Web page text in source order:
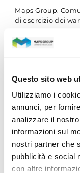
Questo sito web
Utilizziamo i
annunci, per
analizzare il
informazioni sul
nostri partner che
pubblicità e social
con altre
Maps Group:
di esercizio dei
Terzo periodo
– 21-31 ottobre
Maps Group:
esercizio warrant
leggi